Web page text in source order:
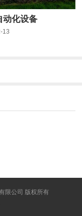
动化设备
13
限公司 版权所有